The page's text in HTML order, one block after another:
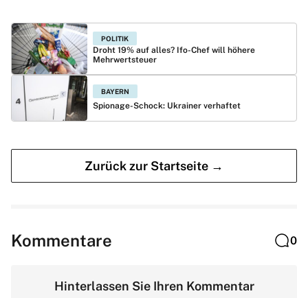
POLITIK
Droht 19% auf alles? Ifo-Chef will höhere
Mehrwertsteuer
BAYERN
Spionage-Schock: Ukrainer verhaftet
Zurück zur Startseite →
Kommentare 0
Hinterlassen Sie Ihren Kommentar